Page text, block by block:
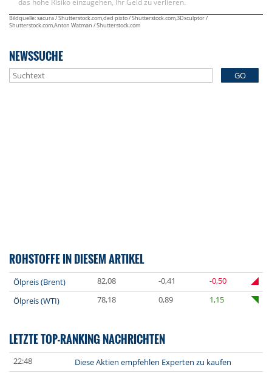
das hohe Risiko einzugehen, Ihr Geld zu verlieren.
Bildquelle: sacura / Shutterstock.com,ded pixto / Shutterstock.com,3Dsculptor /
Shutterstock.com,Anton Watman / Shutterstock.com
NEWSSUCHE
GO
ROHSTOFFE IN DIESEM ARTIKEL
Ölpreis (Brent) 82,08 -0,41
-0,50
Ölpreis (WTI)
78,18 0,89 1,15
LETZTE TOP-RANKING NACHRICHTEN
22:48
Diese Aktien empfehlen Experten zu kaufen